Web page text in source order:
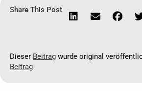
Share This Post
Dieser Beitrag wurde original
Beitrag